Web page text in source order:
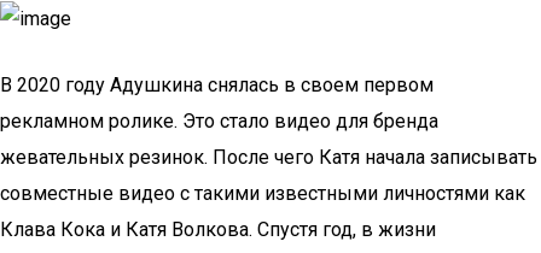
В 2020 году Адушкина снялась в своем первом
рекламном ролике. Это стало видео для бренда
жевательных резинок. После чего Катя начала записывать
совместные видео с такими известными личностями как
Клава Кока и Катя Волкова. Спустя год, в жизни